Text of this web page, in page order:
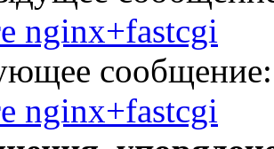
nginx+fastcgi
nginx+fastcgi